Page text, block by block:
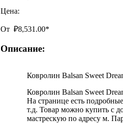
Цена:
От₽8,531.00*
Описание:
Ковролин Balsan Sweet
Ковролин Balsan Sweet
На странице есть
т.д. Товар можно купить с
мастрескую по адресу м.